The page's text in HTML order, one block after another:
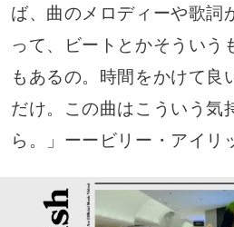
ば、曲のメロディーや歌詞
って、ビートとかそういう
もあるの。時間をかけて良
だけ。この曲はこういう気
ら。」ーービリー・アイリ